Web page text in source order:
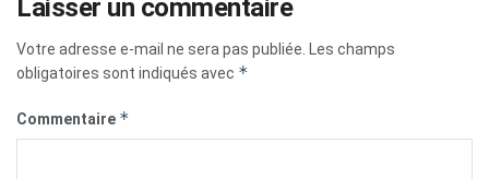
Laisser un commentaire
Votre adresse e-mail ne sera pas publiée.
Les champs
obligatoires sont indiqués avec *
Commentaire *